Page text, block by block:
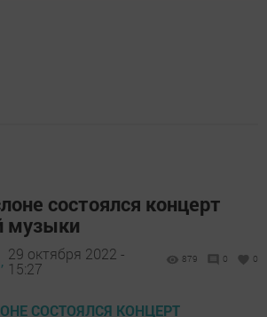
состоялся концерт
музыки
29 октября 2022 -
15:27
879 0 0